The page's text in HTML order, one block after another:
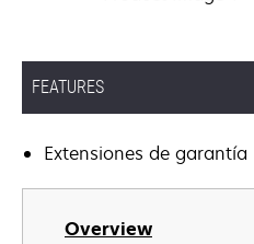
FEATURES
Extensiones de garantía
Overview